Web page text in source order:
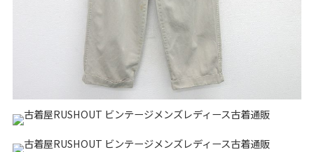
マ行
Search by Item アイテムから探す
長袖シャツ 半袖シャツ Tシャツ